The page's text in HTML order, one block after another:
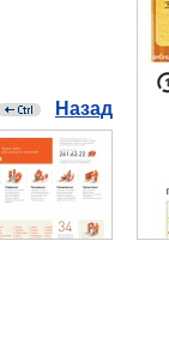
Назад